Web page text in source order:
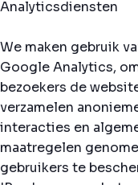
Analyticsdiensten
We maken gebruik
Google Analytics,
bezoekers de
verzamelen
interacties en
maatregelen
gebruikers te